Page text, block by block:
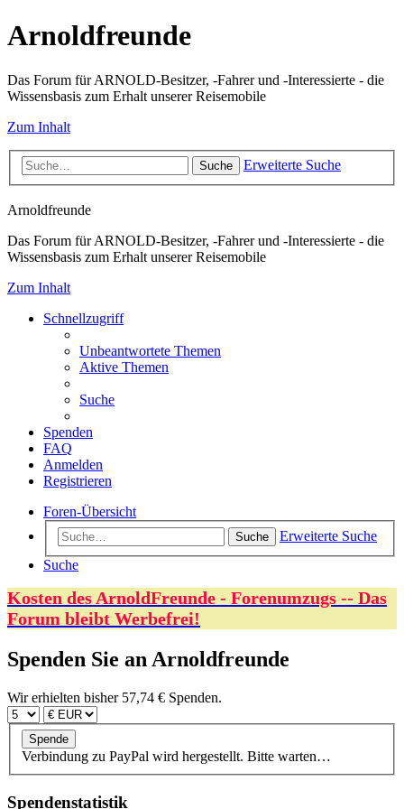
Arnoldfreunde
Das Forum für ARNOLD-Besitzer, -Fahrer und -Interessierte - die
Wissensbasis zum Erhalt unserer Reisemobile
Zum Inhalt
Suche Erweiterte Suche
Arnoldfreunde
Das Forum für ARNOLD-Besitzer, -Fahrer und -Interessierte - die
Wissensbasis zum Erhalt unserer Reisemobile
Zum Inhalt
Schnellzugriff
Unbeantwortete Themen
Aktive Themen
Suche
Spenden
FAQ
Anmelden
Registrieren
Foren-Übersicht
Suche
Erweiterte Suche
Suche
Kosten des ArnoldFreunde - Forenumzugs -- Das
Forum bleibt Werbefrei!
Spenden Sie an Arnoldfreunde
Wir erhielten bisher 57,74 € Spenden.
Verbindung zu PayPal wird hergestellt. Bitte warten…
Spendenstatistik